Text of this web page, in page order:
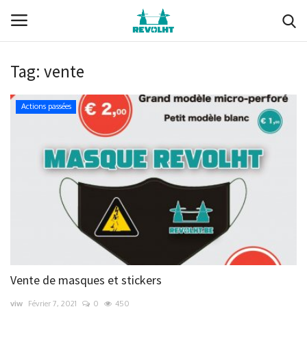
Revolht
Boucle du Hainaut
Documents (membres)
Ils nous soutiennent
Nous soutenir
Membres
Tag: vente
Actions passées
Vente de masques et stickers
viw Février 7, 2021 0 450